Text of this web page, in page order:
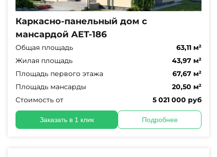
Каркасно-панельный дом с
мансардой AET-186
Общая площадь
63,11 м²
Жилая площадь
43,97 м²
Площадь первого этажа
67,67 м²
Площадь мансарды
20,50 м²
Стоимость от
5 021 000 руб
Заказать в 1 клик Подробнее